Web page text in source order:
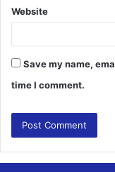
Website
Save my name,
time I comment.